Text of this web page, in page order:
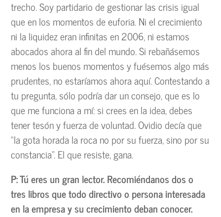
trecho. Soy partidario de gestionar las crisis igual
que en los momentos de euforia. Ni el crecimiento
ni la liquidez eran infinitas en 2006, ni estamos
abocados ahora al fin del mundo. Si rebañásemos
menos los buenos momentos y fuésemos algo más
prudentes, no estaríamos ahora aquí. Contestando a
tu pregunta, sólo podría dar un consejo, que es lo
que me funciona a mí: si crees en la idea, debes
tener tesón y fuerza de voluntad. Ovidio decía que
“la gota horada la roca no por su fuerza, sino por su
constancia”. El que resiste, gana.
P: Tú eres un gran lector. Recomiéndanos dos o
tres libros que todo directivo o persona interesada
en la empresa y su crecimiento deban conocer.